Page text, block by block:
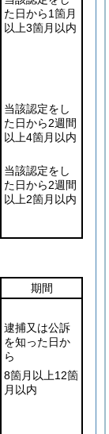
た日から1箇月
以上3箇月以内
当該認定をし
た日から2週間
以上4箇月以内
当該認定をし
た日から2週間
以上2箇月以内
期間
逮捕又は公訴
を知った日か
ら
8箇月以上12箇
月以内